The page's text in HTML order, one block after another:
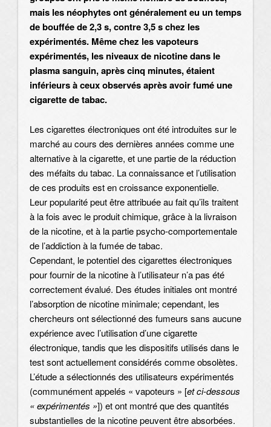
mais les néophytes ont généralement eu un temps
de bouffée de 2,3 s, contre 3,5 s chez les
expérimentés. Même chez les vapoteurs
expérimentés, les niveaux de nicotine dans le
plasma sanguin, après cinq minutes, étaient
inférieurs à ceux observés après avoir fumé une
cigarette de tabac.
Les cigarettes électroniques ont été introduites sur le
marché au cours des dernières années comme une
alternative à la cigarette, et une partie de la réduction
des méfaits du tabac. La connaissance et l’utilisation
de ces produits est en croissance exponentielle.
Leur popularité peut être attribuée au fait qu’ils traitent
à la fois avec le produit chimique, grâce à la livraison
de la nicotine, et à la partie psycho-comportementale
de l’addiction à la fumée de tabac.
Cependant, le potentiel des cigarettes électroniques
pour fournir de la nicotine à l’utilisateur n’a pas été
correctement évalué. Des études initiales ont montré
l’absorption de nicotine minimale; cependant, les
chercheurs ont sélectionné des fumeurs sans aucune
expérience avec l’utilisation d’une cigarette
électronique, tandis que les dispositifs utilisés dans le
test sont actuellement considérés comme obsolètes.
L’étude a sélectionnés des utilisateurs expérimentés
(communément appelés « vapoteurs » [et ci-dessous
« expérimentés »]) et ont montré que des quantités
substantielles de la nicotine peuvent être absorbées.